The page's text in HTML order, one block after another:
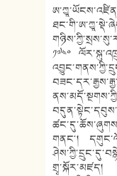
༡༧༤༠
གནང༌།
གྲྭ་སྐོར་མཛད།